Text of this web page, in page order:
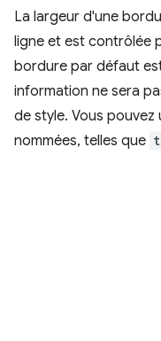
La largeur d'une
ligne et est contrôlée
bordure par défaut
information ne sera
de style. Vous
nommées, telles que